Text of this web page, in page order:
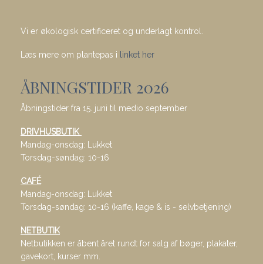
Vi er økologisk certificeret og underlagt kontrol.
Læs mere om plantepas i linket her
ÅBNINGSTIDER 2026
Åbningstider fra 15. juni til medio september
DRIVHUSBUTIK
Mandag-onsdag: Lukket
Torsdag-søndag: 10-16
CAFÉ
Mandag-onsdag: Lukket
Torsdag-søndag: 10-16 (kaffe, kage & is - selvbetjening)
NETBUTIK
Netbutikken er åbent året rundt for salg af bøger, plakater,
gavekort, kurser mm.